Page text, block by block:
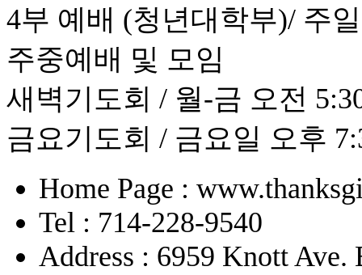
4부 예배 (청년대학부)/ 주
주중예배 및 모임
새벽기도회 / 월-금 오전
금요기도회 / 금요일 오후
Home Page :
Tel : 714-228-9540
Address : 6959 Knott Ave.